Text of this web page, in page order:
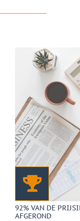
92% VAN DE
AFGEROND